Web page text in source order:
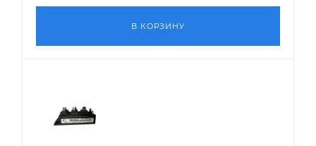
В КОРЗИНУ